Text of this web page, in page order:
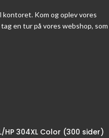
kontoret. Kom og oplev vores
en tur på vores webshop, som
304XL Color (300 sider)